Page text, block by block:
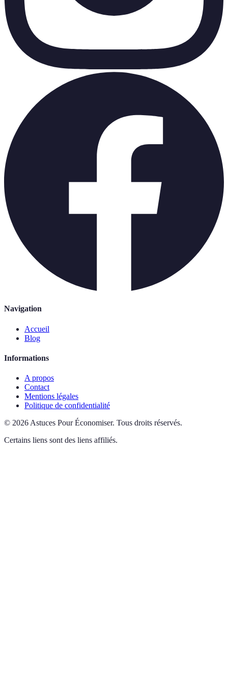
Navigation
Accueil
Blog
Informations
A propos
Contact
Mentions légales
Politique de confidentialité
© 2026 Astuces Pour Économiser. Tous droits réservés.
Certains liens sont des liens affiliés.